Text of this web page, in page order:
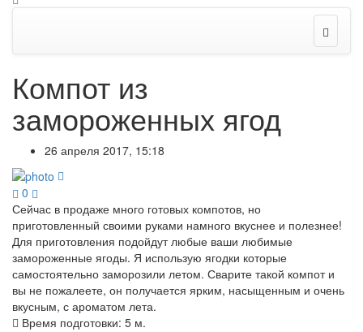
Компот из
замороженных ягод
26 апреля 2017, 15:18
0
Сейчас в продаже много готовых компотов, но
приготовленный своими руками намного вкуснее и полезнее!
Для приготовления подойдут любые ваши любимые
замороженные ягоды. Я использую ягодки которые
самостоятельно заморозили летом. Сварите такой компот и
вы не пожалеете, он получается ярким, насыщенным и очень
вкусным, с ароматом лета.
Время подготовки: 5 м.